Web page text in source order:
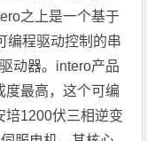
之上是一个基于
编程驱动控制的串
动器。intero产品
度最高，这个可编
培1200伏三相逆变